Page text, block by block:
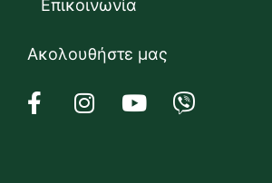
Επικοινωνία
Ακολουθήστε μας